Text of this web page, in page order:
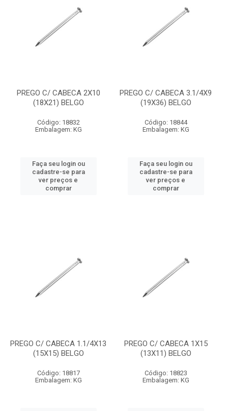
PREGO C/ CABECA 2X10
(18X21) BELGO
Código: 18832
Embalagem: KG
Faça seu login ou
cadastre-se para
ver preços e
comprar
PREGO C/ CABECA 3.1/4X9
(19X36) BELGO
Código: 18844
Embalagem: KG
Faça seu login ou
cadastre-se para
ver preços e
comprar
PREGO C/ CABECA 1.1/4X13
(15X15) BELGO
Código: 18817
Embalagem: KG
PREGO C/ CABECA 1X15
(13X11) BELGO
Código: 18823
Embalagem: KG